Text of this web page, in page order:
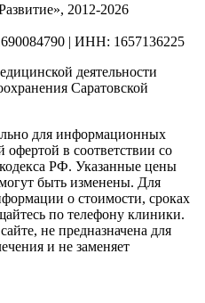
2012-2026
| ИНН: 1657136225
деятельности
Саратовской
для информационных
офертой в соответствии со
РФ. Указанные цены
быть изменены. Для
о стоимости, сроках
по телефону клиники.
не предназначена для
и не заменяет